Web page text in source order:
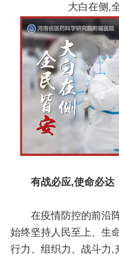
大白在侧,
有战必应,使命必达
在疫情防控的前沿阵
始终坚持人民至上、生
行力、组织力、战斗力,